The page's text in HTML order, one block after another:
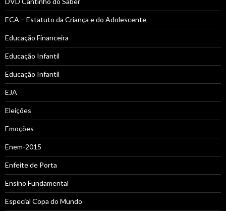
ECA – Estatuto da Criança e do Adolescente
Educação Financeira
Educação Infantil
Educação Infantil
EJA
Eleições
Emoções
Enem-2015
Enfeite de Porta
Ensino Fundamental
Especial Copa do Mundo